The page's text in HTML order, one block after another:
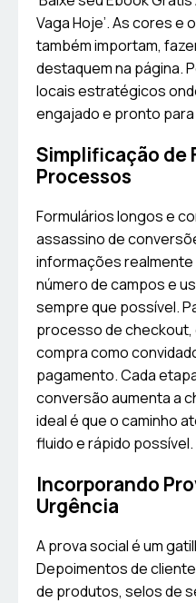
Vaga Hoje’. As cores
também importam,
destaquem na página.
locais estratégicos
engajado e pronto
Simplificação de
Processos
Formulários longos e
assassino de
informações
número de campos e
sempre que possível.
processo de
compra como
pagamento. Cada
conversão aumenta a
ideal é que o caminho
fluido e rápido possível.
Incorporando
Urgência
A prova social é um
Depoimentos de
de produtos, selos de